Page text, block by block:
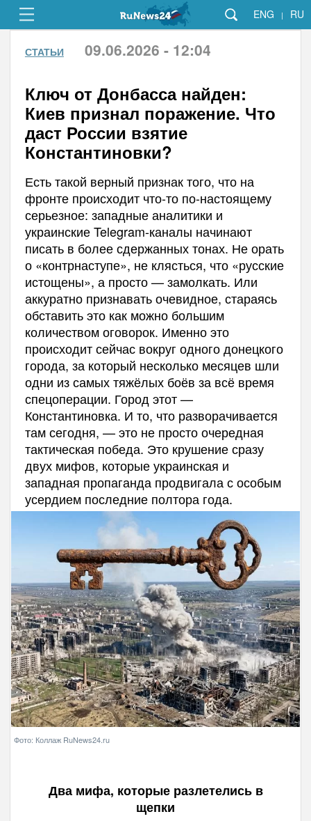
ENG | RU
СТАТЬИ 09.06.2026 - 12:04
Ключ от Донбасса найден:
Киев признал поражение. Что
даст России взятие
Константиновки?
Есть такой верный признак того, что на
фронте происходит что-то по-настоящему
серьезное: западные аналитики и
украинские Telegram-каналы начинают
писать в более сдержанных тонах. Не орать
о «контрнаступе», не клясться, что «русские
истощены», а просто — замолкать. Или
аккуратно признавать очевидное, стараясь
обставить это как можно большим
количеством оговорок. Именно это
происходит сейчас вокруг одного донецкого
города, за который несколько месяцев шли
одни из самых тяжёлых боёв за всё время
спецоперации. Город этот —
Константиновка. И то, что разворачивается
там сегодня, — это не просто очередная
тактическая победа. Это крушение сразу
двух мифов, которые украинская и
западная пропаганда продвигала с особым
усердием последние полтора года.
Фото: Коллаж RuNews24.ru
Два мифа, которые разлетелись в
щепки